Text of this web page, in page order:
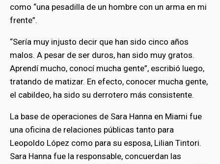
como “una pesadilla de un hombre con un arma en mi
frente”.
“Sería muy injusto decir que han sido cinco años
malos. A pesar de ser duros, han sido muy gratos.
Aprendí mucho, conocí mucha gente”, escribió luego,
tratando de matizar. En efecto, conocer mucha gente,
el cabildeo, ha sido su derrotero más consistente.
La base de operaciones de Sara Hanna en Miami fue
una oficina de relaciones públicas tanto para
Leopoldo López como para su esposa, Lilian Tintori.
Sara Hanna fue la responsable, concuerdan las